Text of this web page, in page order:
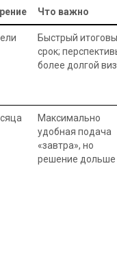
Что важно
Быстрый
срок;
более долгой
Максимально
удобная подача
«завтра», но
решение дольше